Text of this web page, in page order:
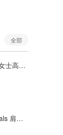
全部
lululemon Softstreme 女士高腰短裤 10cm
lululemon City Essentials 肩背包 4L